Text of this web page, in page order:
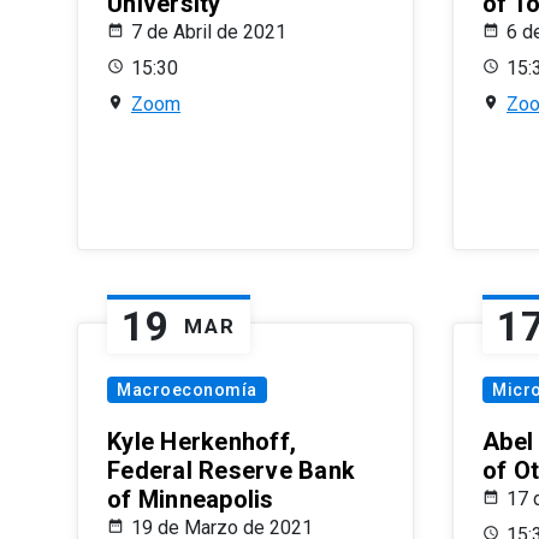
7 de Abril de 2021
15:30
Zoom
6
19 MAR
Macroeconomía
Kyle Herkenhoff,
Federal Reserve Bank
of Minneapolis
19 de Marzo de 2021
Abel
of
17